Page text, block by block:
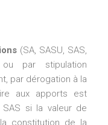
(SA, SASU, SAS,
par stipulation
par dérogation à la
aux apports est
si la valeur de
constitution de la